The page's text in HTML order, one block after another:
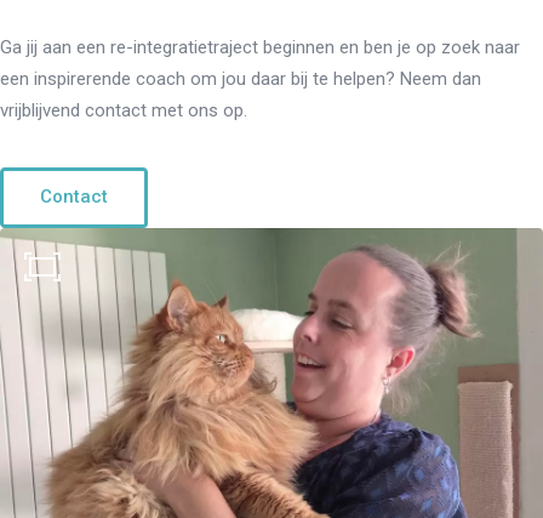
Ga jij aan een re-integratietraject beginnen en ben je op zoek naar
een inspirerende coach om jou daar bij te helpen? Neem dan
vrijblijvend contact met ons op.
Contact